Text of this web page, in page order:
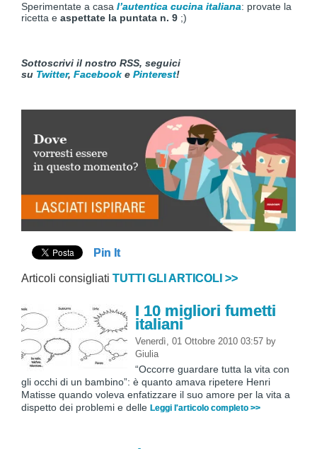
Sperimentate a casa l’autentica cucina italiana: provate la
ricetta e aspettate la puntata n. 9 ;)
Sottoscrivi il nostro RSS, seguici
su Twitter, Facebooke Pinterest!
Pin It
Articoli consigliati TUTTI GLI ARTICOLI >>
I 10 migliori fumetti
italiani
Venerdì, 01 Ottobre 2010 03:57 by
Giulia
“Occorre guardare tutta la vita con
gli occhi di un bambino”: è quanto amava ripetere Henri
Matisse quando voleva enfatizzare il suo amore per la vita a
dispetto dei problemi e delle Leggi l'articolo completo >>